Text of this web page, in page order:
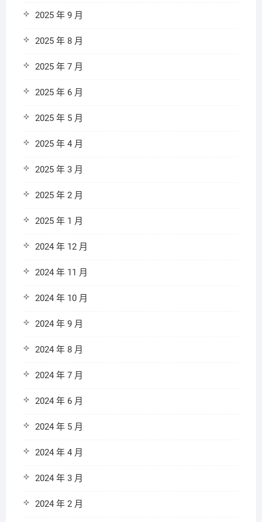
2025 年 9 月
2025 年 8 月
2025 年 7 月
2025 年 6 月
2025 年 5 月
2025 年 4 月
2025 年 3 月
2025 年 2 月
2025 年 1 月
2024 年 12 月
2024 年 11 月
2024 年 10 月
2024 年 9 月
2024 年 8 月
2024 年 7 月
2024 年 6 月
2024 年 5 月
2024 年 4 月
2024 年 3 月
2024 年 2 月